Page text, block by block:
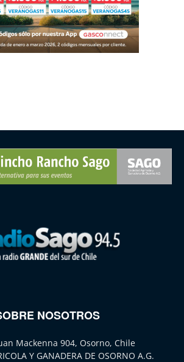
NOSOTROS
Mackenna 904, Osorno, Chile
Y GANADERA DE OSORNO A.G.